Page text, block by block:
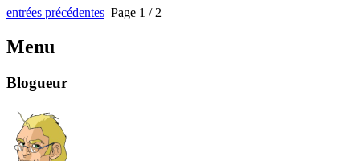
entrées précédentes Page 1 / 2
Menu
Blogueur